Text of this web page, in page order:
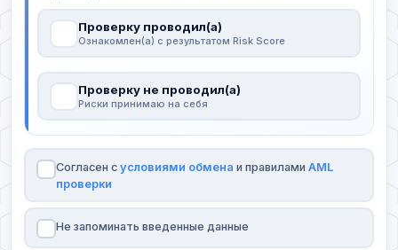
Проверку проводил(а)
Ознакомлен(а) с результатом Risk Score
Проверку не проводил(а)
Риски принимаю на себя
Согласен с условиями обмена и правилами AML
проверки
Не запоминать введенные данные